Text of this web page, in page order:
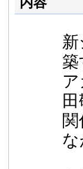
な